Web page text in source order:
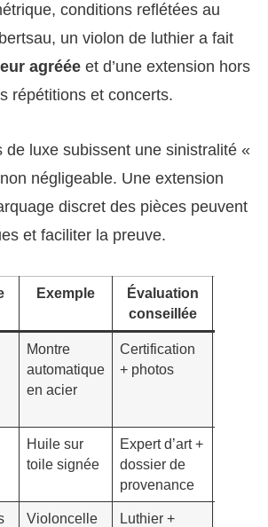
conditions reflétées au
un violon de luthier a fait
agréée et d’une extension hors
répétitions et concerts.
de luxe subissent une sinistralité «
négligeable. Une extension
discret des pièces peuvent
et faciliter la preuve.
Exemple
Évaluation
conseillée
Montre
automatique
en acier
Certification
+ photos
Huile sur
toile signée
Expert d’art +
dossier de
provenance
Violoncelle
Luthier +